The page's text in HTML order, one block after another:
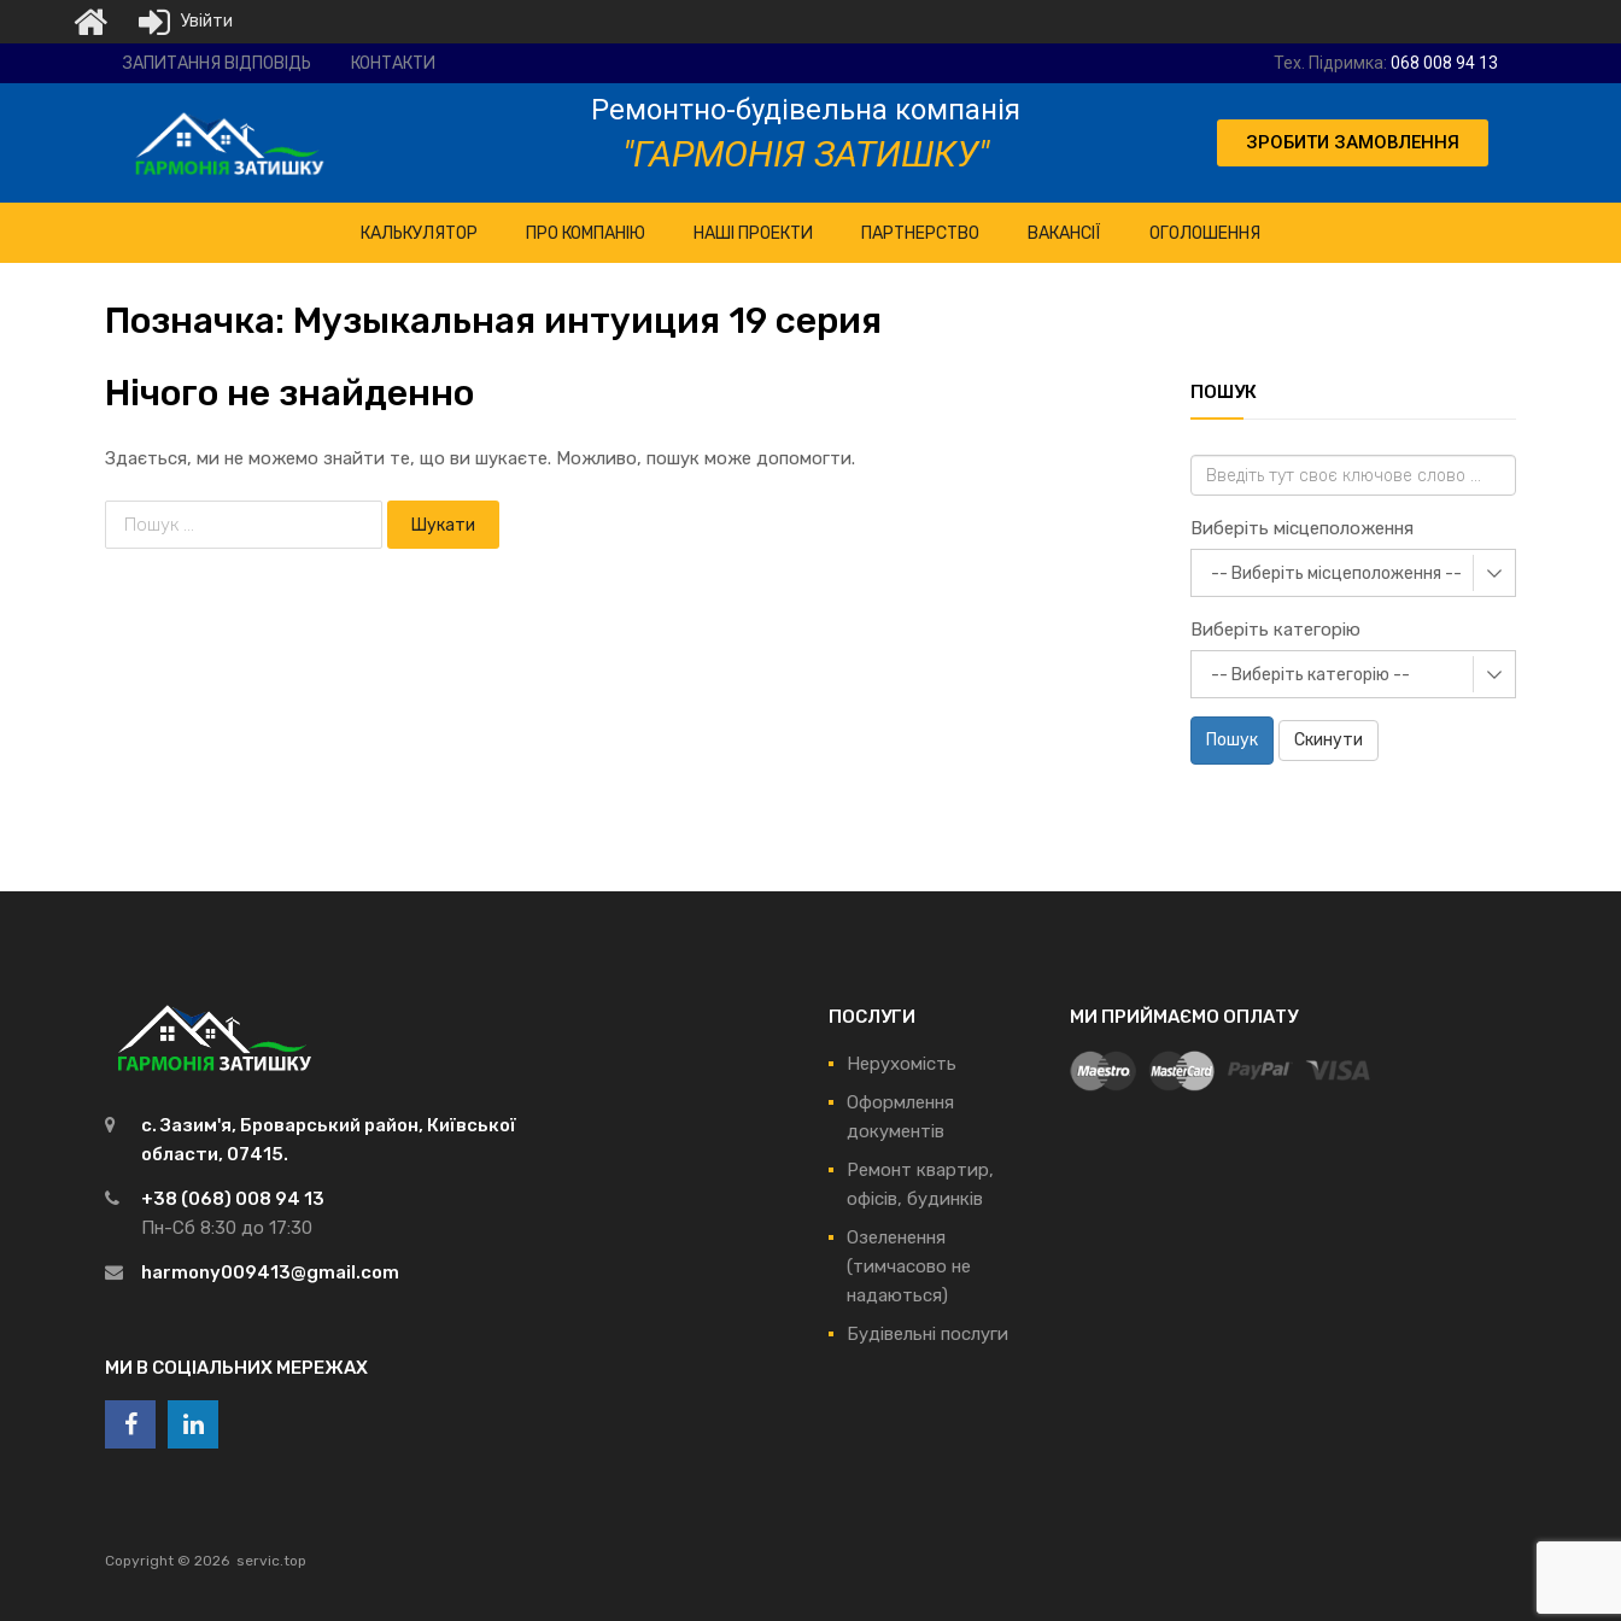
будівельна
ЗАПИТАННЯ ВІДПОВІДЬ КОНТАКТИ Тех. Підримка: 068 008 94 13
Ремонтно-будівельна компанія
"ГАРМОНІЯ ЗАТИШКУ" ЗРОБИТИ ЗАМОВЛЕННЯ
КАЛЬКУЛЯТОР ПРО КОМПАНІЮ НАШІ ПРОЕКТИ ПАРТНЕРСТВО ВАКАНСІЇ ОГОЛОШЕННЯ
Позначка: Музыкальная интуиция 19 серия
Нічого не знайденно
Здається, ми не можемо знайти те, що ви шукаєте. Можливо, пошук може допомогти.
ПОШУК
Виберіть місцеположення
Виберіть категорію
Пошук Скинути
с. Зазим'я, Броварський район, Київської
области, 07415.
+38 (068) 008 94 13
Пн-Сб 8:30 до 17:30
harmony009413@gmail.com
МИ В СОЦІАЛЬНИХ МЕРЕЖАХ
ПОСЛУГИ
Нерухомість
Оформлення
документів
Ремонт квартир,
офісів, будинків
Озеленення
(тимчасово не
надаються)
Будівельні послуги
МИ ПРИЙМАЄМО ОПЛАТУ
Copyright © 2026 servic.top
Увійти